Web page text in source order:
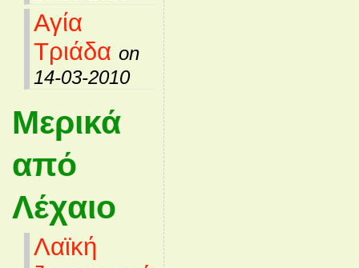
Αγία
Τριάδα on
14-03-2010
Μερικά
από
Λέχαιο
Λαϊκή